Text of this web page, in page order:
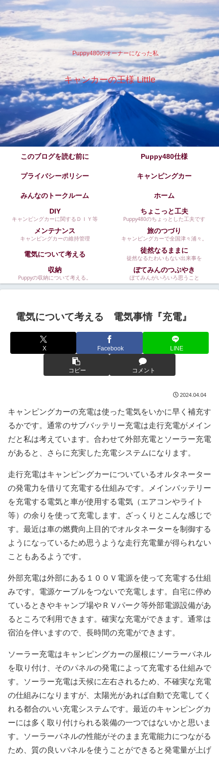
Puppy480のオーナーになった私
キャンカーの王様 Little
このブログを読む前に Puppy480仕様
プライバシーポリシー キャンピングカー
みんなのトークルーム
ホーム
DIY
キャンピングカーに関するＤＩＹ等
ちょこっと工夫
Puppy480のちょっとした工夫です
メンテナンス
キャンピングカーの維持管理
旅のつづり
キャンピングカーで全国津々浦々。
電気について考える 徒然なるままに
徒然なるたわいもない出来事を
収納
Puppyの収納について考える。
ぼてみんのつぶやき
ぼてみんがいろいろ思うこと
電気について考える 電気事情『充電』
X Facebook LINE
コピー コメント
2024.04.04
キャンピングカーの充電は使った電気をいかに早く補充す
るかです。通常のサブバッテリー充電は走行充電がメイン
だと私は考えています。合わせて外部充電とソーラー充電
があると、さらに充実した充電システムになります。
走行充電はキャンピングカーについているオルタネーター
の発電力を借りて充電する仕組みです。メインバッテリー
を充電する電気と車が使用する電気（エアコンやライト
等）の余りを使って充電します。ざっくりとこんな感じで
す。最近は車の燃費向上目的でオルタネーターを制御する
ようになっているため思うような走行充電量が得られない
こともあるようです。
外部充電は外部にある１００Ｖ電源を使って充電する仕組
みです。電源ケーブルをつないで充電します。自宅に停め
ているときやキャンプ場やＲＶパーク等外部電源設備があ
るところで利用できます。確実な充電ができます。通常は
宿泊を伴いますので、長時間の充電ができます。
ソーラー充電はキャンピングカーの屋根にソーラーパネル
を取り付け、そのパネルの発電によって充電する仕組みで
す。ソーラー充電は天候に左右されるため、不確実な充電
の仕組みになりますが、太陽光があれば自動で充電してく
れる都合のいい充電システムです。最近のキャンピングカ
ーには多く取り付けられる装備の一つではないかと思いま
す。ソーラーパネルの性能がそのまま充電能力につながる
ため、質の良いパネルを使うことができると発電量が上げ